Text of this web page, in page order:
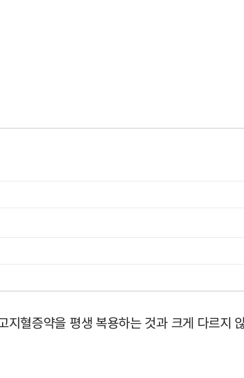
혈증약을 평생 복용하는 것과 크게 다르